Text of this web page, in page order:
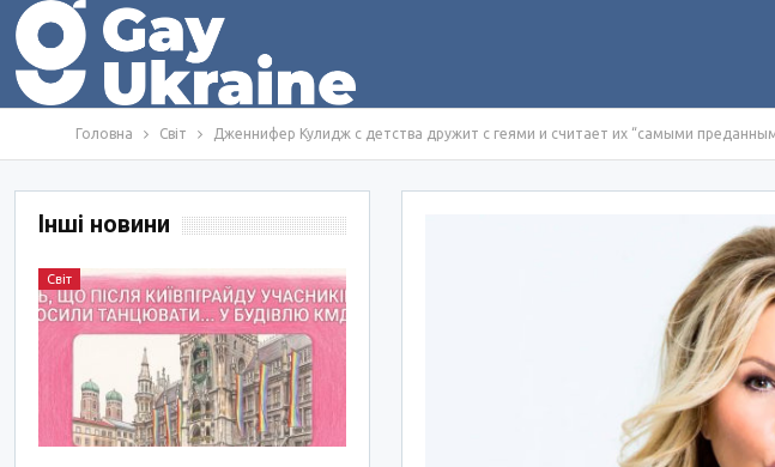
Головна Світ Дженнифер Кулидж с детства дружит с геями и считает их “самыми
Інші новини
Світ